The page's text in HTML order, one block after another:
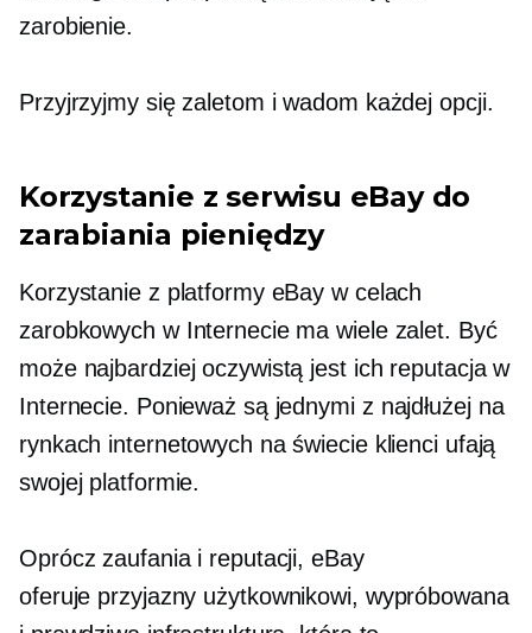
zarobienie.
Przyjrzyjmy się zaletom i wadom każdej opcji.
Korzystanie z serwisu eBay do
zarabiania pieniędzy
Korzystanie z platformy eBay w celach
zarobkowych w Internecie ma wiele zalet. Być
może najbardziej oczywistą jest ich reputacja w
Internecie. Ponieważ są jednymi z najdłużejna
rynkach internetowych na świecie klienci ufają
swojej platformie.
Oprócz zaufania i reputacji, eBay
oferuje przyjazny użytkownikowi, wypróbowana